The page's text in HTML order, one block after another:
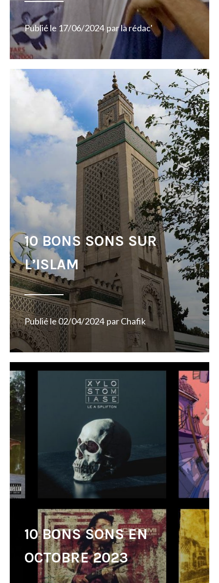
Publié le 17/06/2024 parla rédac'
10 BONS SONS SUR
L’ISLAM
Publié le02/04/2024 parChafik
10 BONS SONS EN
OCTOBRE 2023